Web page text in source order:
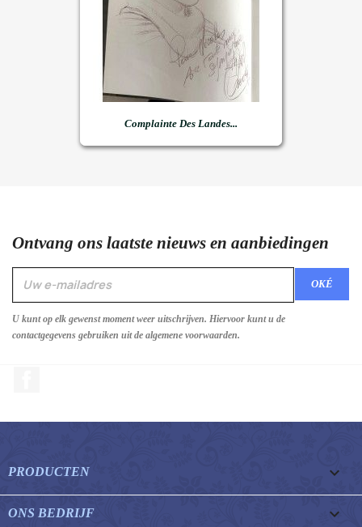
Complainte Des Landes...
Ontvang ons laatste nieuws en aanbiedingen
U kunt op elk gewenst moment weer uitschrijven. Hiervoor kunt u de
contactgegevens gebruiken uit de algemene voorwaarden.
PRODUCTEN 
ONS BEDRIJF 